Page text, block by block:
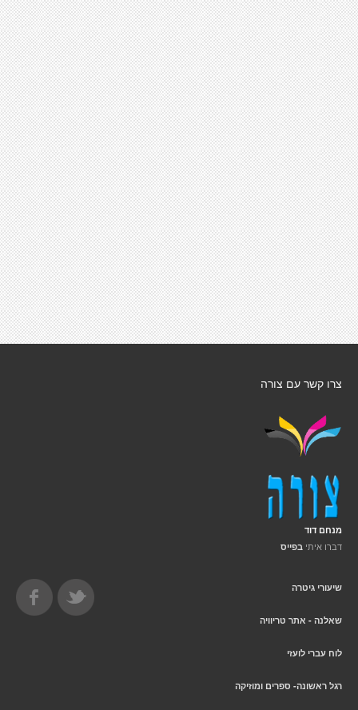
צרו קשר עם צורה
מנחם דוד
דברו איתי בפייס
שיעורי גיטרה
שאלנה - אתר טריוויה
לוח עברי לועזי
רגל ראשונה- ספרים ומוזיקה